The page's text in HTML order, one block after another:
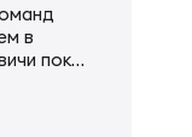
12 лет
и
в
пока
активе